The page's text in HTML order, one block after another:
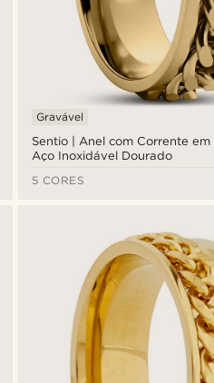
Sentio | Anel com Corrente em
Aço Inoxidável Dourado
Gravável
5 CORES